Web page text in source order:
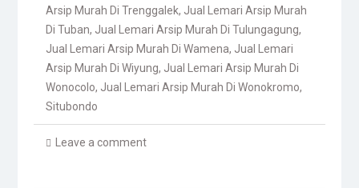
Arsip Murah Di Trenggalek, Jual Lemari Arsip Murah
Di Tuban, Jual Lemari Arsip Murah Di Tulungagung,
Jual Lemari Arsip Murah Di Wamena, Jual Lemari
Arsip Murah Di Wiyung, Jual Lemari Arsip Murah Di
Wonocolo, Jual Lemari Arsip Murah Di Wonokromo,
Situbondo
Leave a comment